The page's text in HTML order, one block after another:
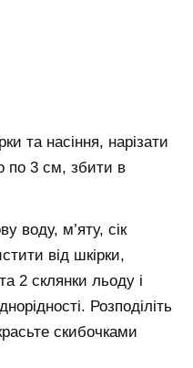
та насіння, нарізати
по 3 см, збити в
воду, м’яту, сік
від шкірки,
2 склянки льоду і
Розподіліть
скибочками